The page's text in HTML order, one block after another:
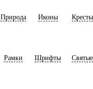
Природа Иконы Кресты
Рамки Шрифты Святые